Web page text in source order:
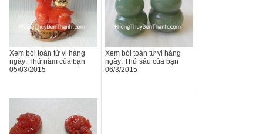
Xem bói toán tử vi hàng
ngày: Thứ năm của bạn
05/03/2015
Xem bói toán tử vi hàng
ngày: Thứ sáu của bạn
06/3/2015